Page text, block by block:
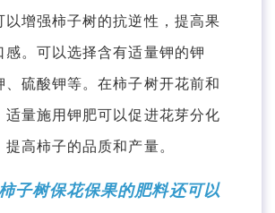
以增强柿子树的抗逆性，提高果
感。可以选择含有适量钾的钾
、硫酸钾等。在柿子树开花前和
适量施用钾肥可以促进花芽分化
高柿子的品质和产量。
子树保花保果的肥料还可以